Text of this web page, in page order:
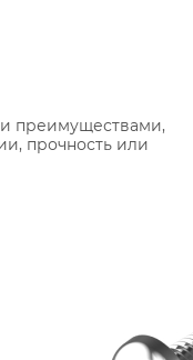
преимуществами,
прочность или